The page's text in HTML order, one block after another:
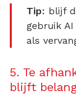
Tip: blijf
gebruik
als
5. Te
blijft